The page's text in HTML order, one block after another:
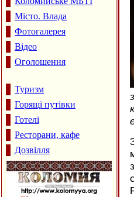
Місто. Влада
Фотогалерея
Відео
Оголошення
Туризм
Горящі путівки
Готелі
Ресторани, кафе
Дозвілля